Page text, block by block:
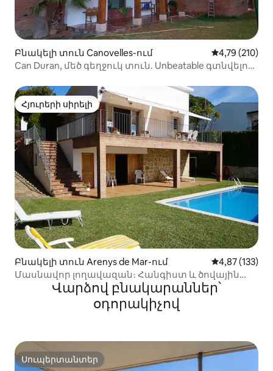
Բնակելի տուն Canovelles-ում Միջին
4,79 (210)
Can Duran, մեծ գեղջուկ տուն. Unbeatable գտնվելու
Հյուրերի սիրելի
Հյուրերի սիրելի
Բնակելի տուն Arenys de Mar-ում Միջին
4,87 (133)
Մասնավոր լողավազան։ Հանգիստ և ծովային
տեսարաններ։ Բարսելոնա
Վարձով բնակարաններ՝
օդորակիչով
Սուպերտանտեր
Սուպերտանտեր